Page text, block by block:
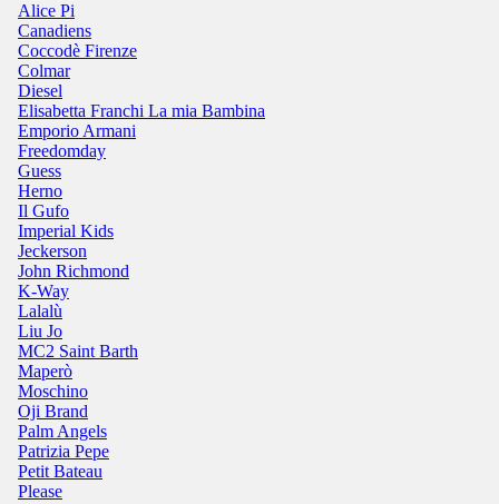
Alice Pi
Canadiens
Coccodè Firenze
Colmar
Diesel
Elisabetta Franchi La mia Bambina
Emporio Armani
Freedomday
Guess
Herno
Il Gufo
Imperial Kids
Jeckerson
John Richmond
K-Way
Lalalù
Liu Jo
MC2 Saint Barth
Maperò
Moschino
Oji Brand
Palm Angels
Patrizia Pepe
Petit Bateau
Please